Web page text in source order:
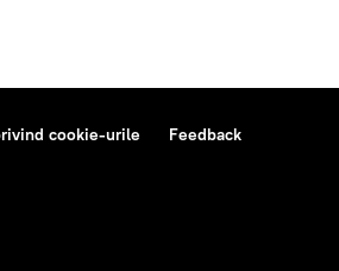
cookie-urile Feedback